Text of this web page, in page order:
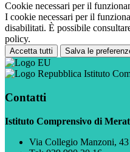
Cookie necessari per il
I cookie necessari per il
disabilitati. È possibile
policy.
Accetta tutti Salva le
Istituto
Contatti
Istituto Comprensivo di
Via Collegio Manzoni,